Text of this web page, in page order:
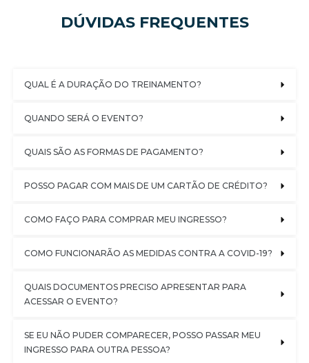
DÚVIDAS FREQUENTES
QUAL É A DURAÇÃO DO TREINAMENTO?
QUANDO SERÁ O EVENTO?
QUAIS SÃO AS FORMAS DE PAGAMENTO?
POSSO PAGAR COM MAIS DE UM CARTÃO DE CRÉDITO?
COMO FAÇO PARA COMPRAR MEU INGRESSO?
COMO FUNCIONARÃO AS MEDIDAS CONTRA A COVID-19?
QUAIS DOCUMENTOS PRECISO APRESENTAR PARA
ACESSAR O EVENTO?
SE EU NÃO PUDER COMPARECER, POSSO PASSAR MEU
INGRESSO PARA OUTRA PESSOA?